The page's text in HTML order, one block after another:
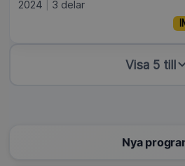
2024 3 delar
Visa 5 till
Nya